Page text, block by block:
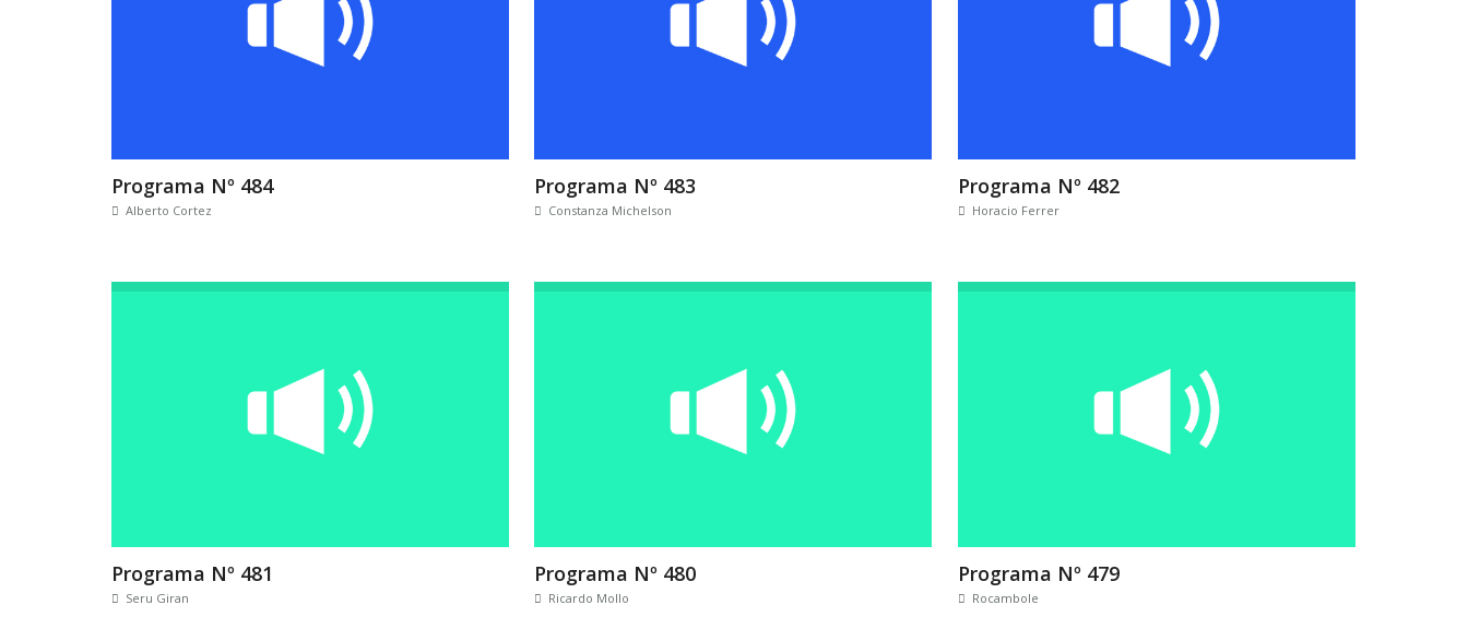
Programa Nº 484
Alberto Cortez
Programa Nº 483
Constanza Michelson
Programa Nº 482
Horacio Ferrer
Programa Nº 481
Seru Giran
Programa Nº 480
Ricardo Mollo
Programa Nº 479
Rocambole